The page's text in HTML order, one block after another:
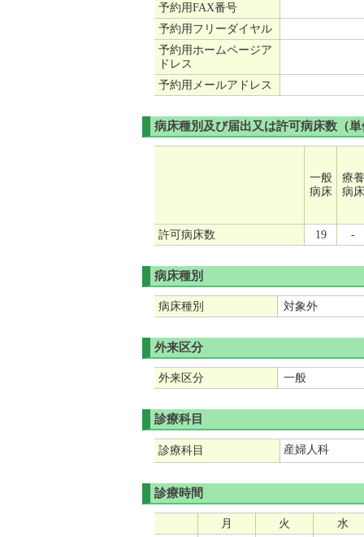
予約用FAX番号
予約用フリーダイヤル
予約用ホームページア
ドレス
予約用メールアドレス
病床種別及び届出又は許可病床数（
一般
病床
療養
病床
許可病床数 19 -
病床種別
病床種別 対象外
外来区分
外来区分 一般
診療科目
診療科目 産婦人科
診療時間
月 火 水